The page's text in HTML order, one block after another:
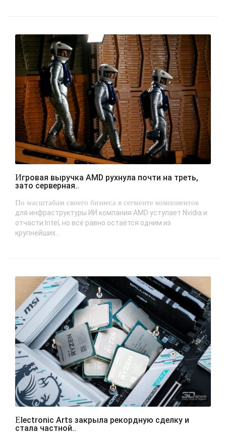
Игровая выручка AMD рухнула почти на треть,
зато серверная..
По масштабам своего бизнеса в сегменте компонентов
для инфраструктуры ИИ компания AMD уступает Nvidia и
отчасти Intel, но всё равно остаётся одним из
крупнейших...
Electronic Arts закрыла рекордную сделку и
стала частной..